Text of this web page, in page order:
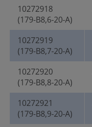
10272918
(179-B8,6-20-A)
10272919
(179-B8,7-20-A)
10272920
(179-B8,8-20-A)
10272921
(179-B8,9-20-A)